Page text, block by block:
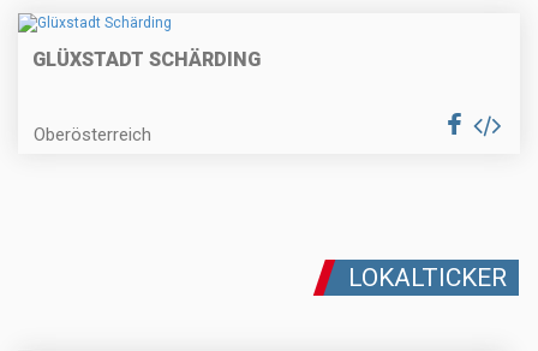
GLÜXSTADT SCHÄRDING
Oberösterreich
LOKALTICKER